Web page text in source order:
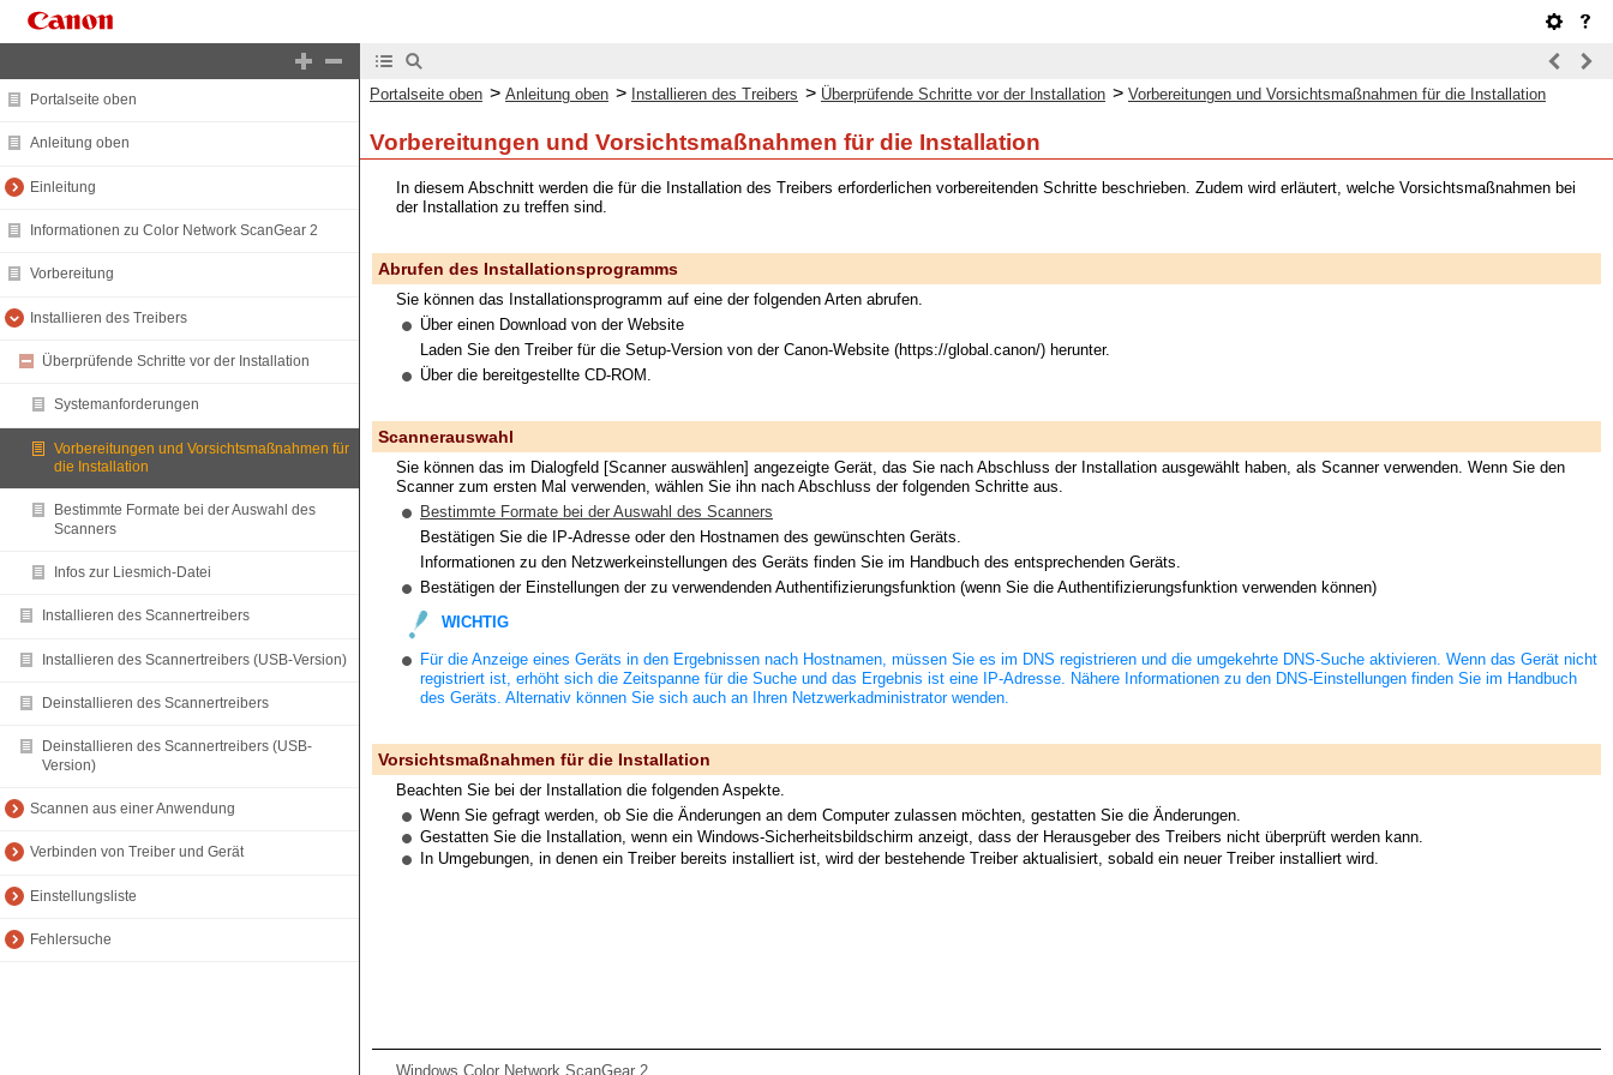
Portalseite oben
Anleitung oben
Einleitung
Informationen zu Color Network ScanGear 2
Vorbereitung
Installieren des Treibers
Überprüfende Schritte vor der Installation
Systemanforderungen
Vorbereitungen und Vorsichtsmaßnahmen für
die Installation
Bestimmte Formate bei der Auswahl des
Scanners
Infos zur Liesmich-Datei
Installieren des Scannertreibers
Installieren des Scannertreibers (USB-Version)
Deinstallieren des Scannertreibers
Deinstallieren des Scannertreibers (USB-
Version)
Scannen aus einer Anwendung
Verbinden von Treiber und Gerät
Einstellungsliste
Fehlersuche
Portalseite oben > Anleitung oben > Installieren des Treibers > Überprüfende Schritte vor der Installation > Vorbereitungen und Vorsichtsmaßnahmen für die Installation
Vorbereitungen und Vorsichtsmaßnahmen für die Installation
In diesem Abschnitt werden die für die Installation des Treibers erforderlichen vorbereitenden Schritte beschrieben. Zudem wird erläutert, welche Vorsichtsmaßnahmen bei
der Installation zu treffen sind.
Abrufen des Installationsprogramms
Sie können das Installationsprogramm auf eine der folgenden Arten abrufen.
Über einen Download von der Website
Laden Sie den Treiber für die Setup-Version von der Canon-Website (https://global.canon/) herunter.
Über die bereitgestellte CD-ROM.
Scannerauswahl
Sie können das im Dialogfeld [Scanner auswählen] angezeigte Gerät, das Sie nach Abschluss der Installation ausgewählt haben, als Scanner verwenden. Wenn Sie den
Scanner zum ersten Mal verwenden, wählen Sie ihn nach Abschluss der folgenden Schritte aus.
Bestimmte Formate bei der Auswahl des Scanners
Bestätigen Sie die IP-Adresse oder den Hostnamen des gewünschten Geräts.
Informationen zu den Netzwerkeinstellungen des Geräts finden Sie im Handbuch des entsprechenden Geräts.
Bestätigen der Einstellungen der zu verwendenden Authentifizierungsfunktion (wenn Sie die Authentifizierungsfunktion verwenden können)
WICHTIG
Für die Anzeige eines Geräts in den Ergebnissen nach Hostnamen, müssen Sie es im DNS registrieren und die umgekehrte DNS-Suche aktivieren. Wenn das Gerät nicht
registriert ist, erhöht sich die Zeitspanne für die Suche und das Ergebnis ist eine IP-Adresse. Nähere Informationen zu den DNS-Einstellungen finden Sie im Handbuch
des Geräts. Alternativ können Sie sich auch an Ihren Netzwerkadministrator wenden.
Vorsichtsmaßnahmen für die Installation
Beachten Sie bei der Installation die folgenden Aspekte.
Wenn Sie gefragt werden, ob Sie die Änderungen an dem Computer zulassen möchten, gestatten Sie die Änderungen.
Gestatten Sie die Installation, wenn ein Windows-Sicherheitsbildschirm anzeigt, dass der Herausgeber des Treibers nicht überprüft werden kann.
In Umgebungen, in denen ein Treiber bereits installiert ist, wird der bestehende Treiber aktualisiert, sobald ein neuer Treiber installiert wird.
Windows Color Network ScanGear 2